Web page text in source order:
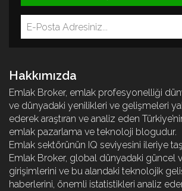
Hakkımızda
Emlak Broker, emlak profesyonelliği
ve dünyadaki yenilikleri ve gelişmeleri
ederek araştıran ve analiz eden
emlak pazarlama ve teknoloji blogudur.
Emlak sektörünün IQ seviyesini ileriye
Emlak Broker, global dünyadaki güncel
girişimlerini ve bu alandaki teknolojik
haberlerini, önemli istatistikleri analiz